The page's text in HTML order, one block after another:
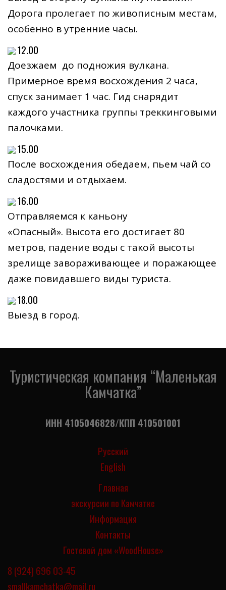
Дорога пролегает по живописным местам,
особенно в утренние часы.
12.00
Доезжаем до подножия вулкана.
Примерное время восхождения 2 часа,
спуск занимает 1 час. Гид снарядит
каждого участника группы треккинговыми
палочками.
15.00
После восхождения обедаем, пьем чай со
сладостями и отдыхаем.
16.00
Отправляемся к каньону
«Опасный». Высота его достигает 80
метров, падение воды с такой высоты
зрелище завораживающее и поражающее
даже повидавшего виды туриста.
18.00
Выезд в город.
Туристическая компания “Маленькая
Камчатка”
ИНН 4105046828/КПП 410501001
Русский
English
Главная
экскурсии по Камчатке
Информация
Контакты
Гостевой дом «WoodHouse»
8 (924) 696 03-45
smallkamchatka@mail.ru